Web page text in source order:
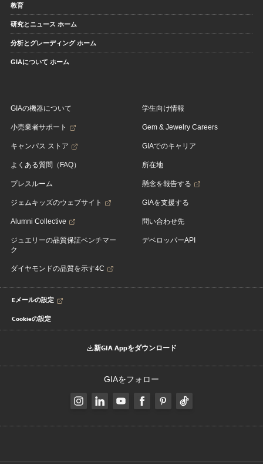
教育
研究とニュース ホーム
分析とグレーディング ホーム
GIAについて ホーム
GIAの機器について
小売業者サポート
キャンパス ストア
よくある質問（FAQ）
プレスルーム
ジェムキッズのウェブサイト
Alumni Collective
ジュエリーの品質保証ベンチマー
ク
ダイヤモンドの品質を示す4C
学生向け情報
Gem & Jewelry Careers
GIAでのキャリア
所在地
懸念を報告する
GIAを支援する
問い合わせ先
デベロッパーAPI
Eメールの設定
Cookieの設定
新GIA Appをダウンロード
GIAをフォロー